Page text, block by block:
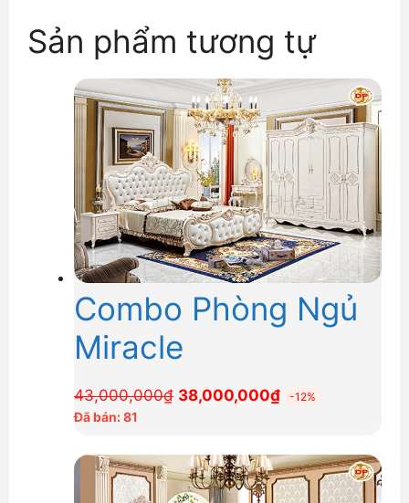
Sản phẩm tương tự
Combo Phòng Ngủ
Miracle
43,000,000₫ Giá
43,000,000₫.
38,000,000₫Giá
là:
38,000,000₫.
-12%
Đã bán: 81